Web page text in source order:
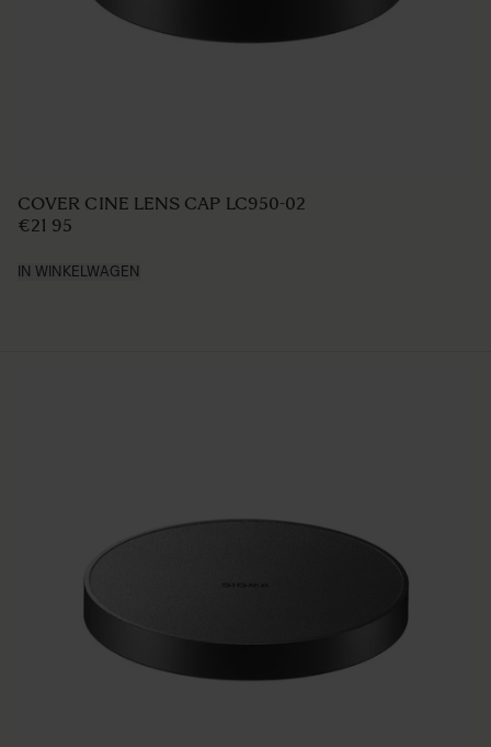
COVER LENS CAP LC735-02
€22 95
IN WINKELWAGEN